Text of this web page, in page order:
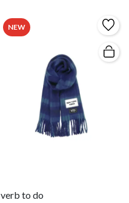
NEW
verb to do